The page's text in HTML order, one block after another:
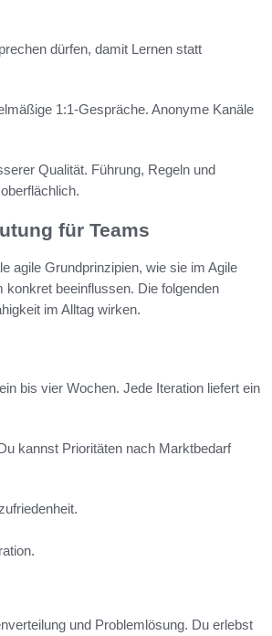
dürfen, damit Lernen statt
1:1-Gespräche. Anonyme Kanäle
Qualität. Führung, Regeln und
für Teams
agile Grundprinzipien, wie sie im Agile
konkret beeinflussen. Die folgenden
im Alltag wirken.
bis vier Wochen. Jede Iteration liefert ein
kannst Prioritäten nach Marktbedarf
und Problemlösung. Du erlebst